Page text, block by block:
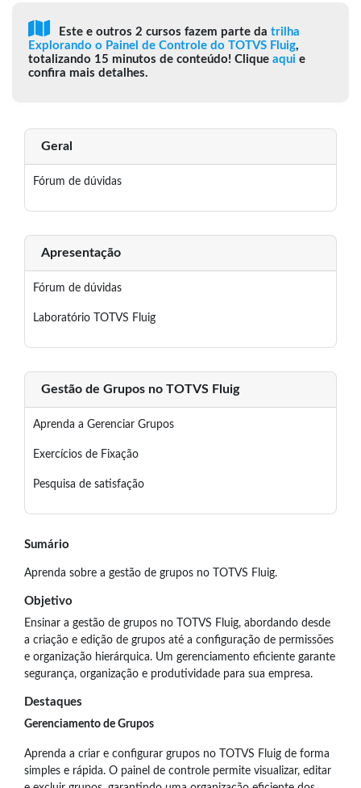
Este e outros 2 cursos fazem parte da trilha
Explorando o Painel de Controle do TOTVS Fluig,
totalizando 15 minutos de conteúdo! Clique aqui e
confira mais detalhes.
Geral
Fórum de dúvidas
Apresentação
Fórum de dúvidas
Laboratório TOTVS Fluig
Gestão de Grupos no TOTVS Fluig
Aprenda a Gerenciar Grupos
Exercícios de Fixação
Pesquisa de satisfação
Sumário
Aprenda sobre a gestão de grupos no TOTVS Fluig.
Objetivo
Ensinar a gestão de grupos no TOTVS Fluig, abordando desde
a criação e edição de grupos até a configuração de permissões
e organização hierárquica. Um gerenciamento eficiente garante
segurança, organização e produtividade para sua empresa.
Destaques
Gerenciamento de Grupos
Aprenda a criar e configurar grupos no TOTVS Fluig de forma
simples e rápida. O painel de controle permite visualizar, editar